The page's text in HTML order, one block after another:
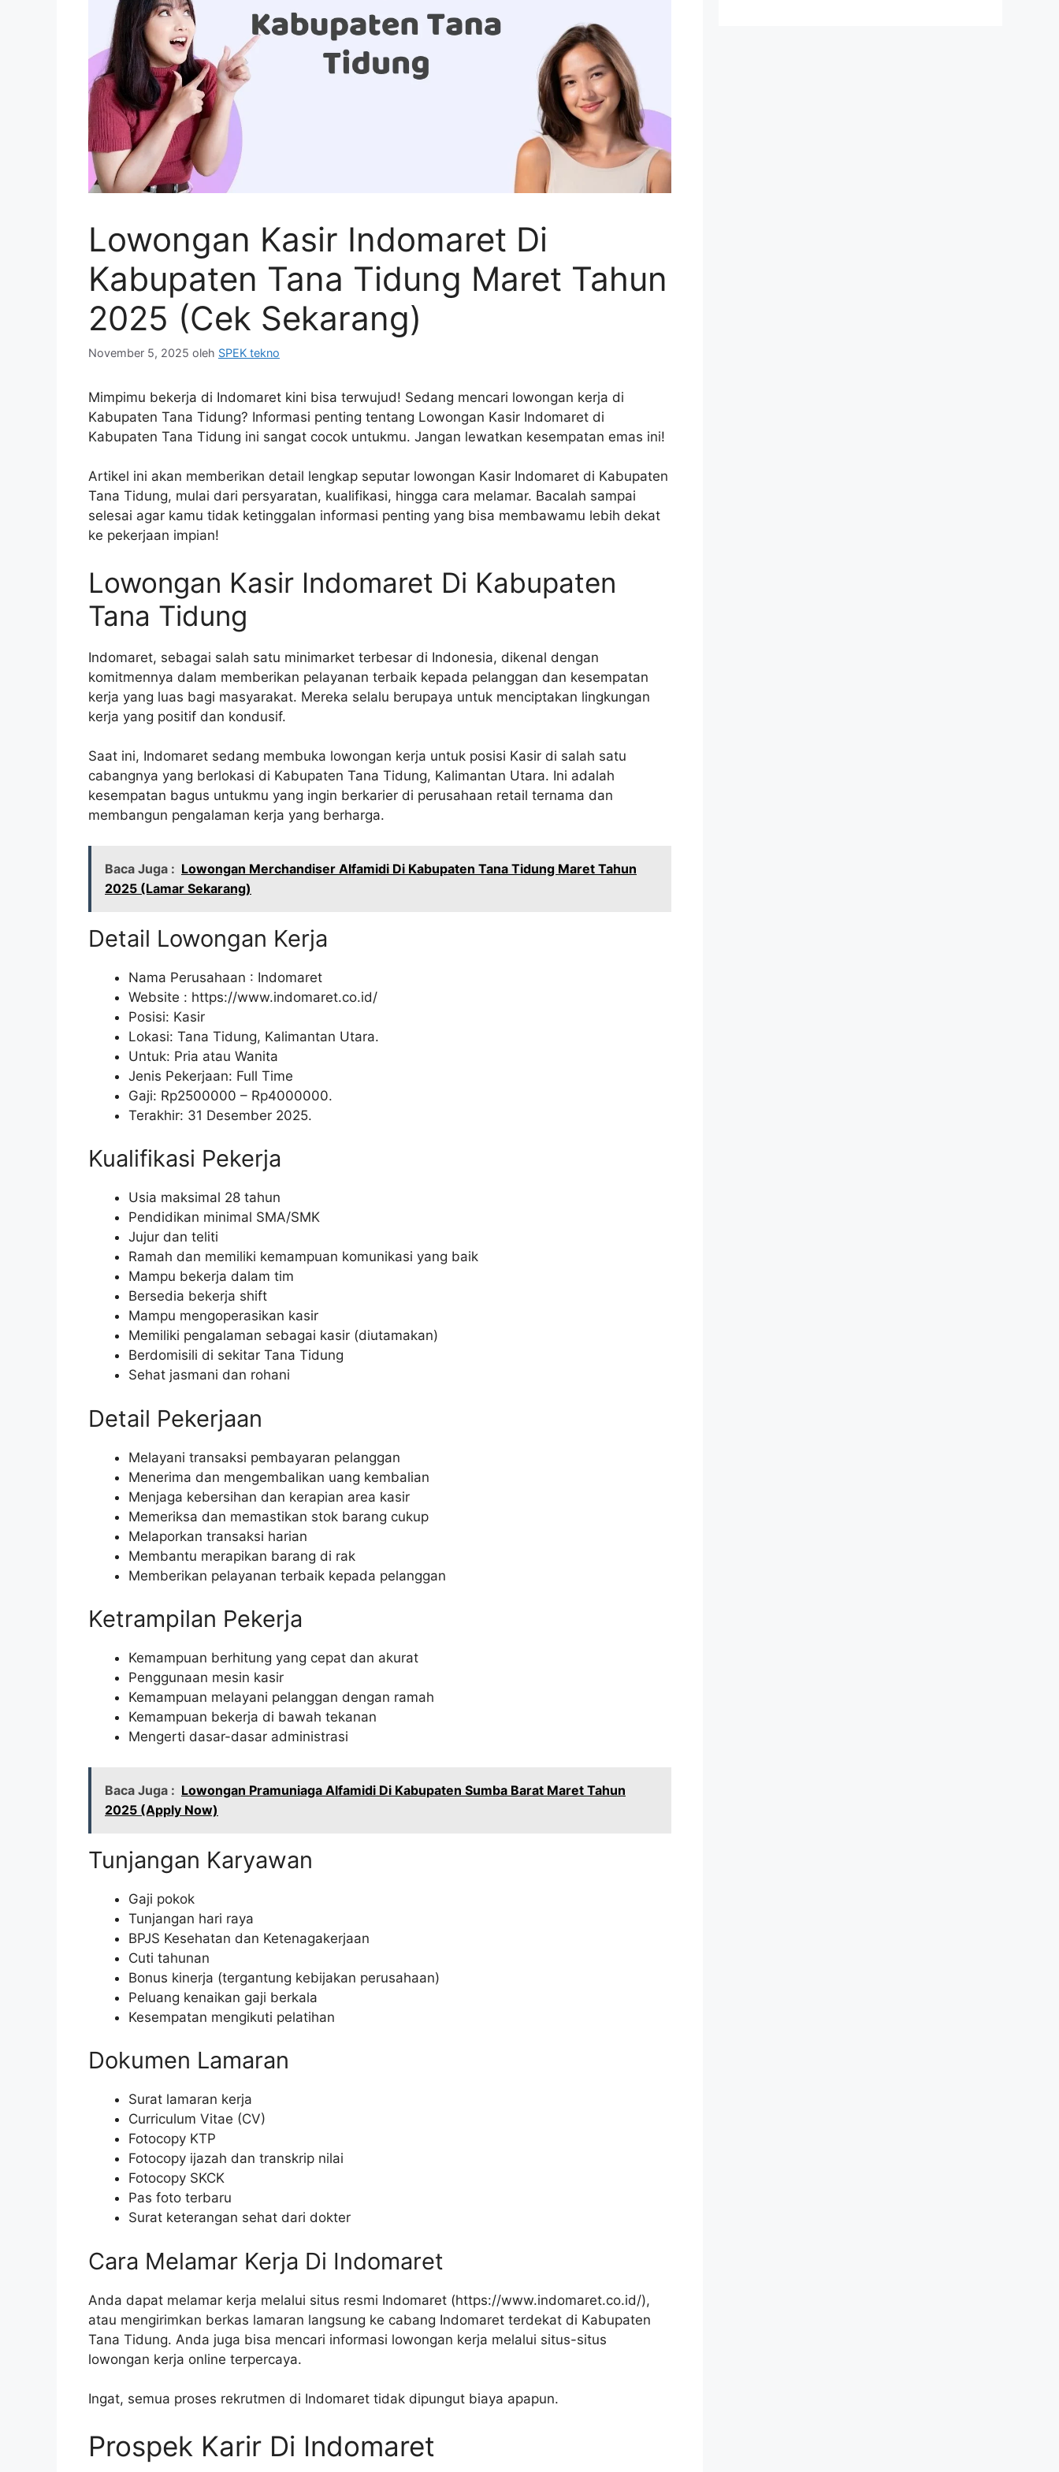
Lowongan Kasir Indomaret Di
Kabupaten Tana Tidung Maret Tahun
2025 (Cek Sekarang)
November 5, 2025 oleh SPEK tekno
Mimpimu bekerja di Indomaret kini bisa terwujud! Sedang mencari lowongan kerja di
Kabupaten Tana Tidung? Informasi penting tentang Lowongan Kasir Indomaret di
Kabupaten Tana Tidung ini sangat cocok untukmu. Jangan lewatkan kesempatan emas ini!
Artikel ini akan memberikan detail lengkap seputar lowongan Kasir Indomaret di Kabupaten
Tana Tidung, mulai dari persyaratan, kualifikasi, hingga cara melamar. Bacalah sampai
selesai agar kamu tidak ketinggalan informasi penting yang bisa membawamu lebih dekat
ke pekerjaan impian!
Lowongan Kasir Indomaret Di Kabupaten
Tana Tidung
Indomaret, sebagai salah satu minimarket terbesar di Indonesia, dikenal dengan
komitmennya dalam memberikan pelayanan terbaik kepada pelanggan dan kesempatan
kerja yang luas bagi masyarakat. Mereka selalu berupaya untuk menciptakan lingkungan
kerja yang positif dan kondusif.
Saat ini, Indomaret sedang membuka lowongan kerja untuk posisi Kasir di salah satu
cabangnya yang berlokasi di Kabupaten Tana Tidung, Kalimantan Utara. Ini adalah
kesempatan bagus untukmu yang ingin berkarier di perusahaan retail ternama dan
membangun pengalaman kerja yang berharga.
Baca Juga : Lowongan Merchandiser Alfamidi Di Kabupaten Tana Tidung Maret Tahun
2025 (Lamar Sekarang)
Detail Lowongan Kerja
Nama Perusahaan : Indomaret
Website : https://www.indomaret.co.id/
Posisi: Kasir
Lokasi: Tana Tidung, Kalimantan Utara.
Untuk: Pria atau Wanita
Jenis Pekerjaan: Full Time
Gaji: Rp2500000 – Rp4000000.
Terakhir: 31 Desember 2025.
Kualifikasi Pekerja
Usia maksimal 28 tahun
Pendidikan minimal SMA/SMK
Jujur dan teliti
Ramah dan memiliki kemampuan komunikasi yang baik
Mampu bekerja dalam tim
Bersedia bekerja shift
Mampu mengoperasikan kasir
Memiliki pengalaman sebagai kasir (diutamakan)
Berdomisili di sekitar Tana Tidung
Sehat jasmani dan rohani
Detail Pekerjaan
Melayani transaksi pembayaran pelanggan
Menerima dan mengembalikan uang kembalian
Menjaga kebersihan dan kerapian area kasir
Memeriksa dan memastikan stok barang cukup
Melaporkan transaksi harian
Membantu merapikan barang di rak
Memberikan pelayanan terbaik kepada pelanggan
Ketrampilan Pekerja
Kemampuan berhitung yang cepat dan akurat
Penggunaan mesin kasir
Kemampuan melayani pelanggan dengan ramah
Kemampuan bekerja di bawah tekanan
Mengerti dasar-dasar administrasi
Baca Juga : Lowongan Pramuniaga Alfamidi Di Kabupaten Sumba Barat Maret Tahun
2025 (Apply Now)
Tunjangan Karyawan
Gaji pokok
Tunjangan hari raya
BPJS Kesehatan dan Ketenagakerjaan
Cuti tahunan
Bonus kinerja (tergantung kebijakan perusahaan)
Peluang kenaikan gaji berkala
Kesempatan mengikuti pelatihan
Dokumen Lamaran
Surat lamaran kerja
Curriculum Vitae (CV)
Fotocopy KTP
Fotocopy ijazah dan transkrip nilai
Fotocopy SKCK
Pas foto terbaru
Surat keterangan sehat dari dokter
Cara Melamar Kerja Di Indomaret
Anda dapat melamar kerja melalui situs resmi Indomaret (https://www.indomaret.co.id/),
atau mengirimkan berkas lamaran langsung ke cabang Indomaret terdekat di Kabupaten
Tana Tidung. Anda juga bisa mencari informasi lowongan kerja melalui situs-situs
lowongan kerja online terpercaya.
Ingat, semua proses rekrutmen di Indomaret tidak dipungut biaya apapun.
Prospek Karir Di Indomaret